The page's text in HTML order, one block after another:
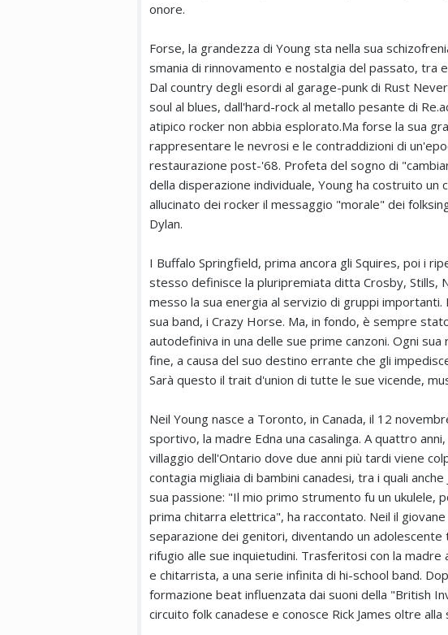
onore.
Forse, la grandezza di Young sta nella sua
smania di rinnovamento e nostalgia del passato, tra
Dal country degli esordi al garage-punk di Rust
soul al blues, dall'hard-rock al metallo pesante di
atipico rocker non abbia esplorato.Ma forse la sua
rappresentare le nevrosi e le contraddizioni di
restaurazione post-'68. Profeta del sogno di
della disperazione individuale, Young ha costruito un
allucinato dei rocker il messaggio "morale" dei
Dylan.
I Buffalo Springfield, prima ancora gli Squires, poi i
stesso definisce la pluripremiata ditta Crosby, Stills,
messo la sua energia al servizio di gruppi
sua band, i Crazy Horse. Ma, in fondo, è sempre
autodefiniva in una delle sue prime canzoni. Ogni
fine, a causa del suo destino errante che gli
Sarà questo il trait d'union di tutte le sue vicende,
Neil Young nasce a Toronto, in Canada, il 12
sportivo, la madre Edna una casalinga. A quattro
villaggio dell'Ontario dove due anni più tardi viene
contagia migliaia di bambini canadesi, tra i quali
sua passione: "Il mio primo strumento fu un ukulele,
prima chitarra elettrica", ha raccontato. Neil il
separazione dei genitori, diventando un adolescente
rifugio alle sue inquietudini. Trasferitosi con la
e chitarrista, a una serie infinita di hi-school band.
formazione beat influenzata dai suoni della "British
circuito folk canadese e conosce Rick James oltre